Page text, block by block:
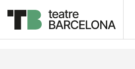
Descripción Ficha artística